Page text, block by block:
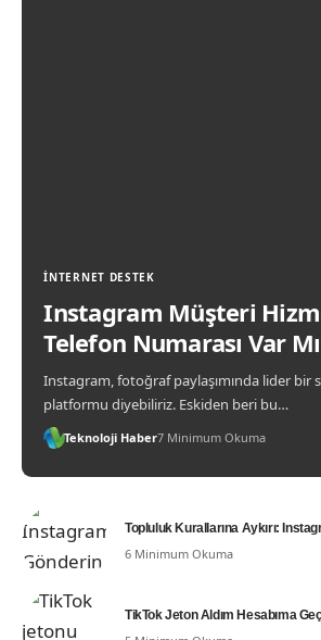
İNTERNET DESTEK
Instagram Müşteri
Telefon Numarası Var
Instagram, fotoğraf paylaşımında lider bir
platformu diyebiliriz. Eskiden beri bu…
Teknoloji Haber7 Minimum Okuma
Topluluk Kurallarına Aykırı:
6 Minimum Okuma
TikTok Jeton Aldım Hesabıma